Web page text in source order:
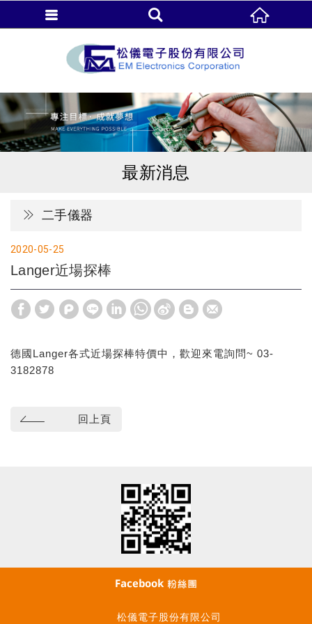
最新消息
二手儀器
25
05
2020
Langer近場探棒
德國Langer各式近場探棒特價中，歡迎來電詢問~ 03-
3182878
回上頁
松儀電子股份有限公司